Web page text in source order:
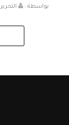
بواسطة :
التحرير